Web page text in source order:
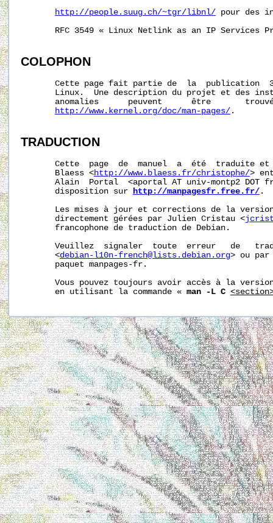
http://people.suug.ch/~tgr/libnl/ pour des
RFC 3549 « Linux Netlink as an IP Services
COLOPHON
Cette page fait partie de  la  publication
Linux.  Une description du projet et des
anomalies      peuvent      être
http://www.kernel.org/doc/man-pages/ .
TRADUCTION
Cette  page  de  manuel  a  été  traduite
       Blaess <
http://www.blaess.fr/christophe/>
Alain  Portal  <aportal AT univ-montp2 DOT
       disposition sur
http://manpagesfr.free.fr/ .
Les mises à jour et corrections de la
       directement gérées par Julien Cristau <
       francophone de traduction de Debian.
Veuillez  signaler  toute  erreur   de
       <
debian-l10n-french@lists.debian.org> ou par
       paquet manpages-fr.
Vous pouvez toujours avoir accès à la
       en utilisant la commande «
man -L C